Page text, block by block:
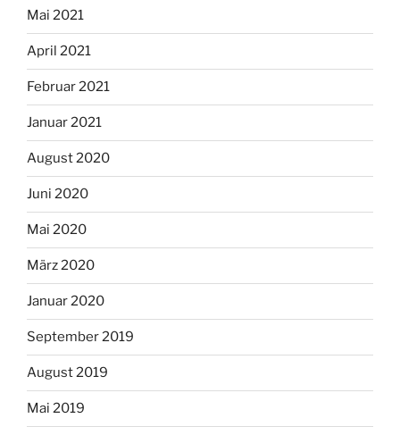
Mai 2021
April 2021
Februar 2021
Januar 2021
August 2020
Juni 2020
Mai 2020
März 2020
Januar 2020
September 2019
August 2019
Mai 2019